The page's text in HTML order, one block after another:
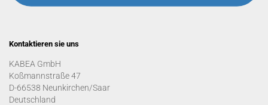
Kontaktieren sie uns
KABEA GmbH
Koßmannstraße 47
D-66538 Neunkirchen/Saar
Deutschland